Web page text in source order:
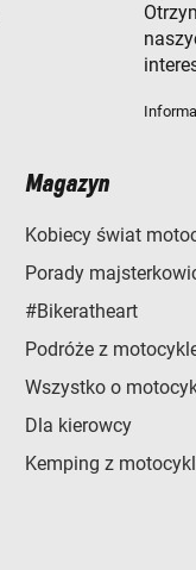
Magazyn
Kobiecy świat
Porady
#Bikeratheart
Podróże z
Wszystko o
Dla kierowcy
Kemping z